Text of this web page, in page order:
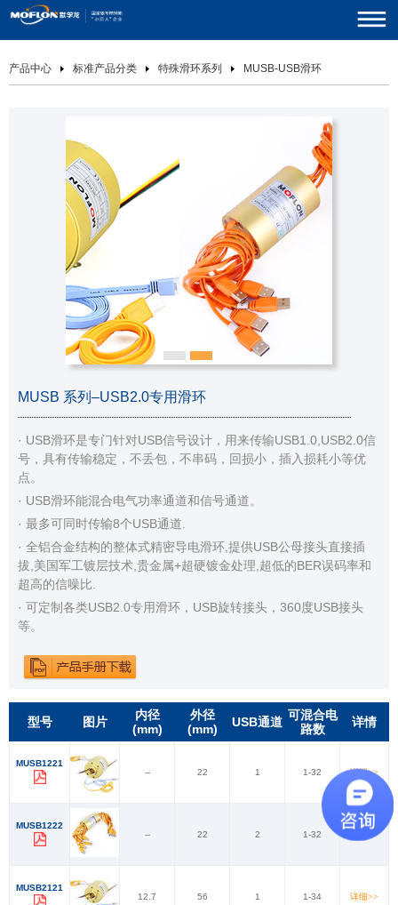
产品中心 标准产品分类 特殊滑环系列 MUSB-USB滑环
MUSB 系列–USB2.0专用滑环
· USB滑环是专门针对USB信号设计，用来传输USB1.0,USB2.0信
号，具有传输稳定，不丢包，不串码，回损小，插入损耗小等优
点。
· USB滑环能混合电气功率通道和信号通道。
· 最多可同时传输8个USB通道.
· 全铝合金结构的整体式精密导电滑环,提供USB公母接头直接插
拔,美国军工镀层技术,贵金属+超硬镀金处理,超低的BER误码率和
超高的信噪比.
· 可定制各类USB2.0专用滑环，USB旋转接头，360度USB接头
等。
型号 图片
内径
(mm)
外径
(mm)
USB通道 可混合电
路数
详情
MUSB1221
--
22 1 1-32 详细>>
MUSB1222
--
22 2 1-32 详细>>
MUSB2121
12.7
56 1 1-34 详细>>